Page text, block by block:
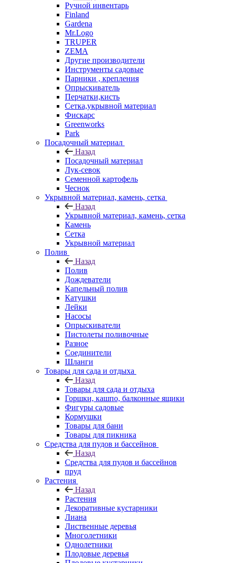
Ручной инвентарь
Finland
Gardena
Mr.Logo
TRUPER
ZEMA
Другие производители
Инструменты садовые
Парники , крепления
Опрыскиватель
Перчатки,кисть
Сетка,укрывной материал
Фискарс
Greenworks
Park
Посадочный материал
Назад
Посадочный материал
Лук-севок
Семенной картофель
Чеснок
Укрывной материал, камень, сетка
Назад
Укрывной материал, камень, сетка
Камень
Сетка
Укрывной материал
Полив
Назад
Полив
Дождеватели
Капельный полив
Катушки
Лейки
Насосы
Опрыскиватели
Пистолеты поливочные
Разное
Соединители
Шланги
Товары для сада и отдыха
Назад
Товары для сада и отдыха
Горшки, кашпо, балконные ящики
Фигуры садовые
Кормушки
Товары для бани
Товары для пикника
Средства для пудов и бассейнов
Назад
Средства для пудов и бассейнов
пруд
Растения
Назад
Растения
Декоративные кустарники
Лиана
Лиственные деревья
Многолетники
Однолетники
Плодовые деревья